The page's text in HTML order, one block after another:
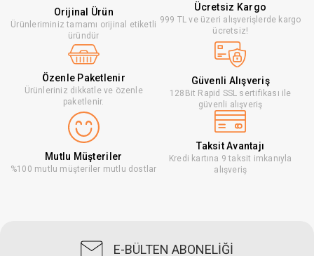
Orijinal Ürün
Ürünleriminiz tamamı orijinal etiketli
üründür
Ücretsiz Kargo
999 TL ve üzeri alışverişlerde kargo
ücretsiz!
Özenle Paketlenir
Ürünleriniz dikkatle ve özenle
paketlenir.
Güvenli Alışveriş
128Bit Rapid SSL sertifikası ile
güvenli alışveriş
Mutlu Müşteriler
%100 mutlu müşteriler mutlu dostlar
Taksit Avantajı
Kredi kartına 9 taksit imkanıyla
alışveriş
E-BÜLTEN ABONELİĞİ